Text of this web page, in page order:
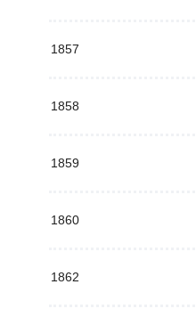
1857
1858
1859
1860
1862